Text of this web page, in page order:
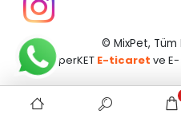
© MixPet, Tüm
superKET E-ticaret ve